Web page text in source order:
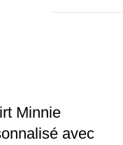
Minnie
avec